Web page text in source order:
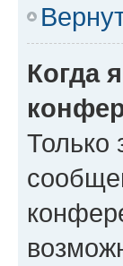
Когда
Только